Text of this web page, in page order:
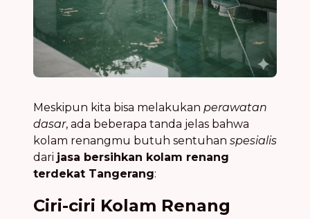
Meskipun kita bisa melakukan perawatan
dasar, ada beberapa tanda jelas bahwa
kolam renangmu butuh sentuhan spesialis
dari jasa bersihkan kolam renang
terdekat Tangerang:
Ciri-ciri Kolam Renang